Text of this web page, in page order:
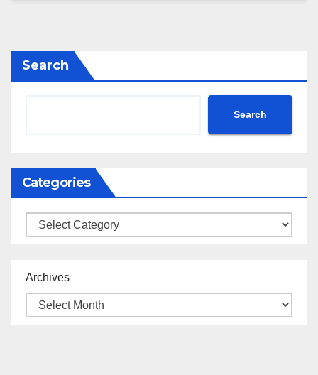
Search
Search
Categories
Categories
Archives